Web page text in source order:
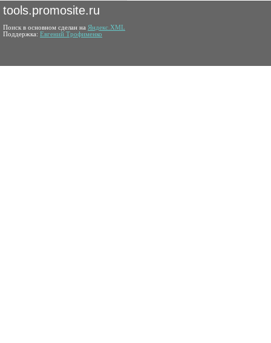
tools.promosite.ru
Поиск в основном сделан на Яндекс.XML
Поддержка: Евгений Трофименко